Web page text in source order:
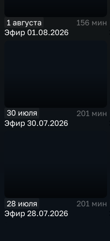
1 августа
156 мин
Эфир 01.08.2026
30 июля
201 мин
Эфир 30.07.2026
28 июля
201 мин
Эфир 28.07.2026